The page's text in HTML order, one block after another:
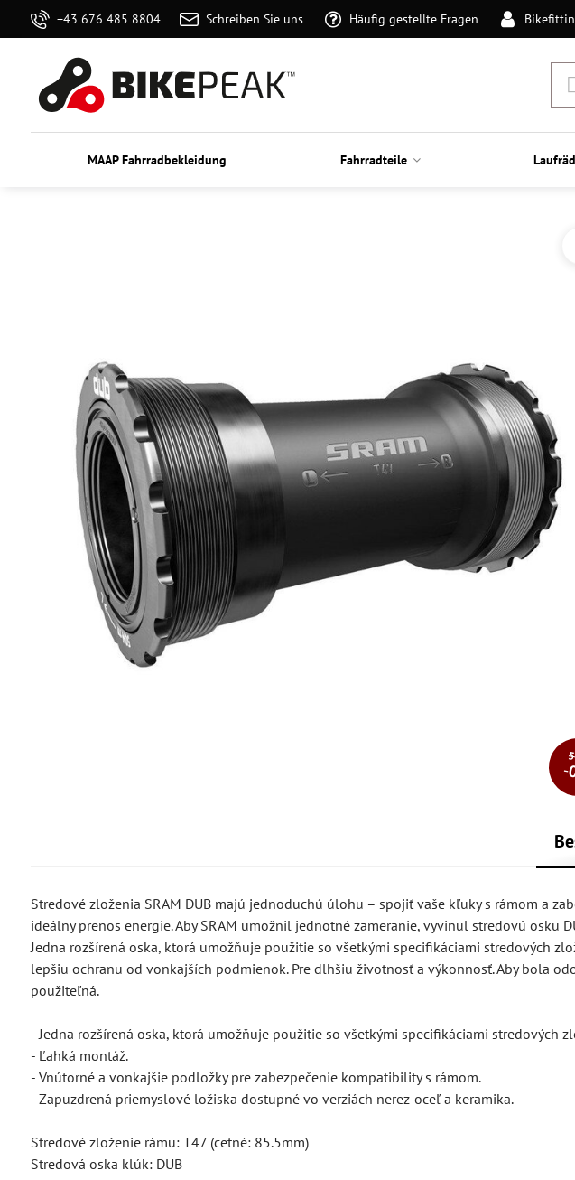
+43 676 485 8804 Schreiben Sie uns Häufig gestellte Fragen
MAAP Fahrradbekleidung Fahrradteile
Stredové zloženia SRAM DUB majú jednoduchú úlohu – spojiť vaše kľuky s rámom a
ideálny prenos energie. Aby SRAM umožnil jednotné zameranie, vyvinul stredovú osku
Jedna rozšírená oska, ktorá umožňuje použitie so všetkými specifikáciami stredových
lepšiu ochranu od vonkajších podmienok. Pre dlhšiu životnosť a výkonnosť. Aby bola
použiteľná.
- Jedna rozšírená oska, ktorá umožňuje použitie so všetkými specifikáciami stredových
- Ľahká montáž.
- Vnútorné a vonkajšie podložky pre zabezpečenie kompatibility s rámom.
- Zapuzdrená priemyslové ložiska dostupné vo verziách nerez-oceľ a keramika.
Stredové zloženie rámu: T47 (cetné: 85.5mm)
Stredová oska klúk: DUB